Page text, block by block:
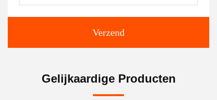
Verzend
Gelijkaardige Producten